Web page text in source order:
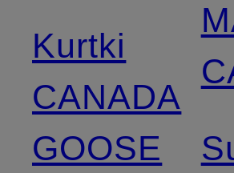
Kurtki
CANADA
GOOSE